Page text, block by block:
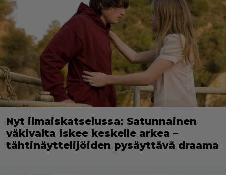
Nyt ilmaiskatselussa: Satunnainen
väkivalta iskee keskelle arkea –
tähtinäyttelijöiden pysäyttävä draama